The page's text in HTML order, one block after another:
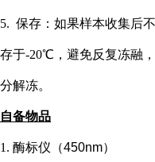
5. 保存：如果样本收集后
存于-20℃，避免反复冻融
分解冻。
自备物品
1. 酶标仪（450nm）